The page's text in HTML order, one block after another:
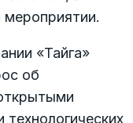
мероприятии.
«Тайга»
об